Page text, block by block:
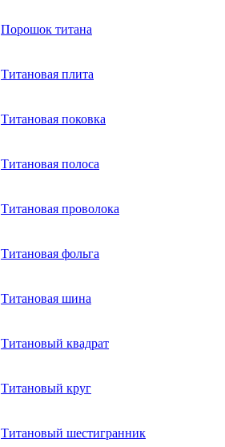
Порошок титана
Титановая плита
Титановая поковка
Титановая полоса
Титановая проволока
Титановая фольга
Титановая шина
Титановый квадрат
Титановый круг
Титановый шестигранник